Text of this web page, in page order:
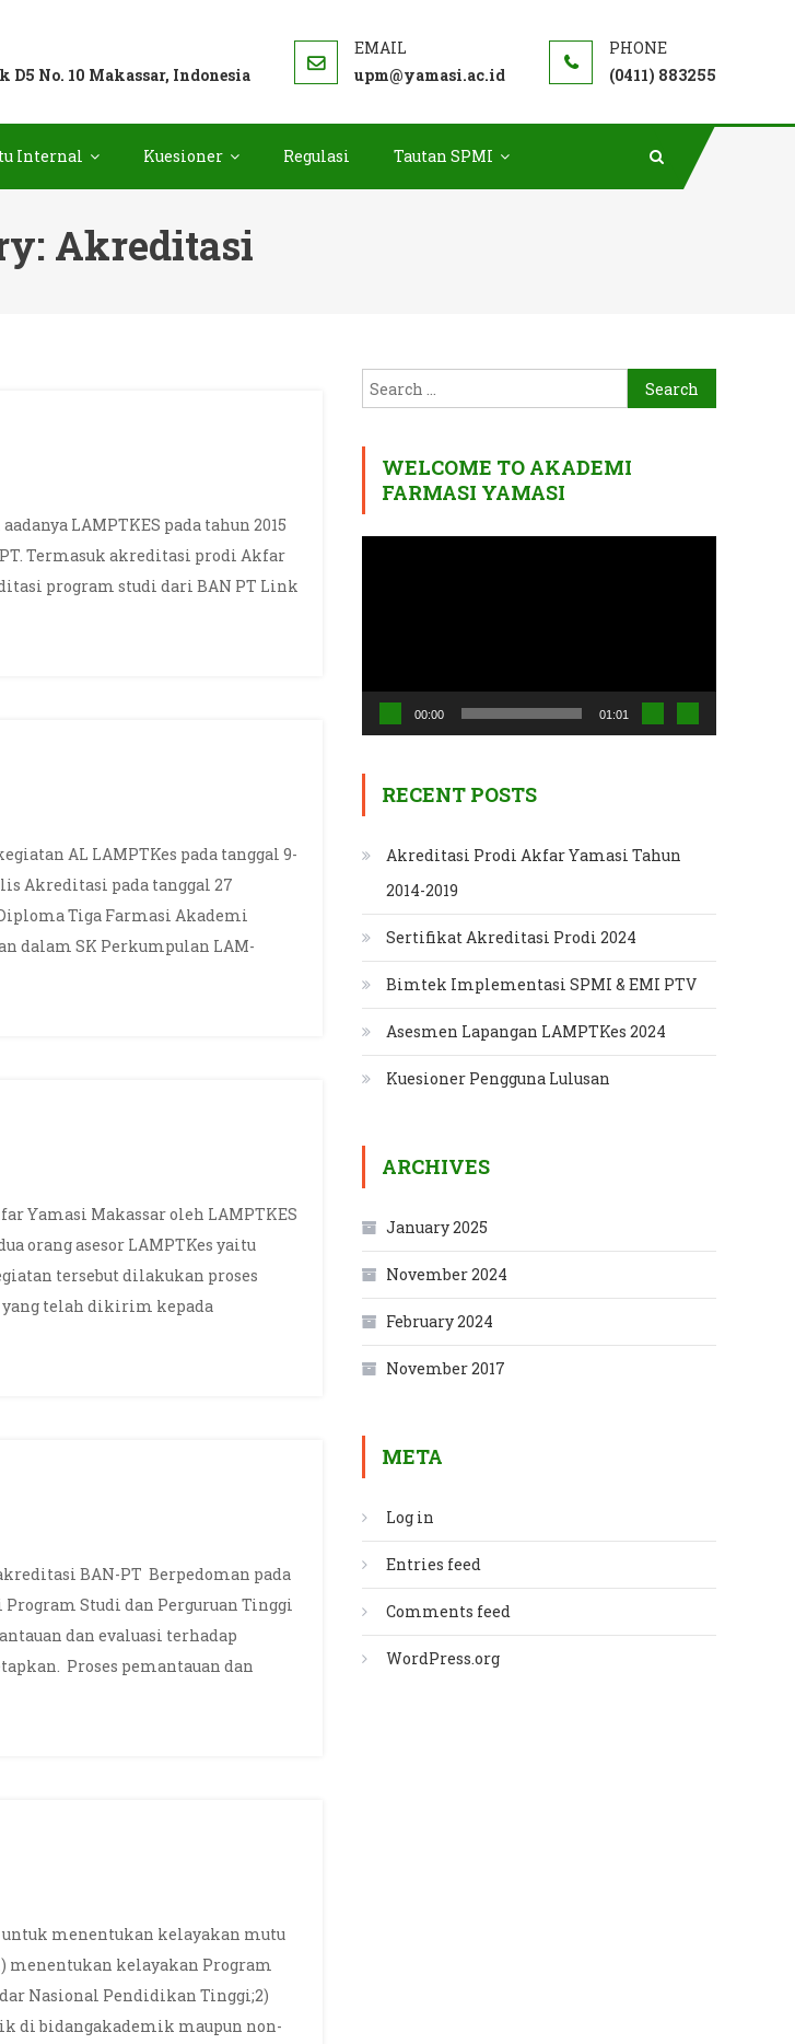
D5 No. 10 Makassar, Indonesia
upm@yamasi.ac.id (0411) 883255
Internal Kuesioner Regulasi Tautan SPMI
Akreditasi
LAMPTKES pada tahun 2015
Termasuk akreditasi prodi Akfar
program studi dari BAN PT Link
AL LAMPTKes pada tanggal 9-
Akreditasi pada tanggal 27
Tiga Farmasi Akademi
dalam SK Perkumpulan LAM-
Yamasi Makassar oleh LAMPTKES
orang asesor LAMPTKes yaitu
tersebut dilakukan proses
yang telah dikirim kepada
BAN-PT Berpedoman pada
Studi dan Perguruan Tinggi
dan evaluasi terhadap
Proses pemantauan dan
menentukan kelayakan mutu
menentukan kelayakan Program
Nasional Pendidikan Tinggi;2)
di bidangakademik maupun non-
Search
for:
WELCOME TO AKADEMI
FARMASI YAMASI
00:00 01:01
RECENT POSTS
Akreditasi Prodi Akfar Yamasi Tahun
2014-2019
Sertifikat Akreditasi Prodi 2024
Bimtek Implementasi SPMI & EMI PTV
Asesmen Lapangan LAMPTKes 2024
Kuesioner Pengguna Lulusan
ARCHIVES
January 2025
November 2024
February 2024
November 2017
META
Log in
Entries feed
Comments feed
WordPress.org